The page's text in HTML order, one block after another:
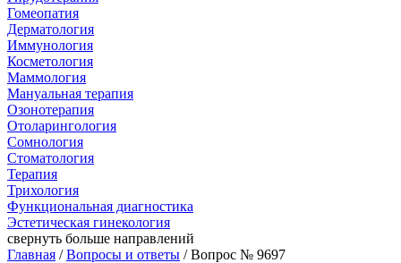
Гомеопатия
Дерматология
Иммунология
Косметология
Маммология
Мануальная терапия
Озонотерапия
Отоларингология
Сомнология
Стоматология
Терапия
Трихология
Функциональная диагностика
Эстетическая гинекология
свернуть больше направлений
Главная /Вопросы и ответы / Вопрос № 9697